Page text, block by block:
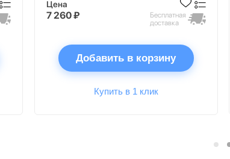
Цена
7 260 ₽
Бесплатная
доставка
Добавить в корзину
Купить в 1 клик